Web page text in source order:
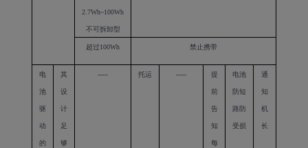
2.7Wh~100Wh
不可拆卸型
超过100Wh 禁止携带
电
池
驱
动
的
其
设
计
足
够
----- 托运 ----- 提
前
告
知
每
电池
防短
路防
受损
通
知
机
长